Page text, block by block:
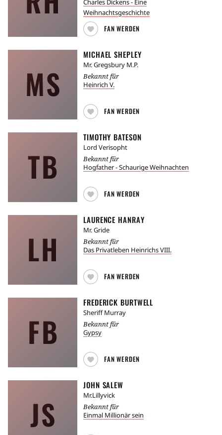
Weihnachtsgeschichte
FAN WERDEN
MS
MICHAEL SHEPLEY
Mr. Gregsbury M.P.
Bekannt für
Heinrich V.
FAN WERDEN
TB
TIMOTHY BATESON
Lord Verisopht
Bekannt für
Hogfather - Schaurige Weihnachten
FAN WERDEN
LH
LAURENCE HANRAY
Mr. Gride
Bekannt für
Das Privatleben Heinrichs VIII.
FAN WERDEN
FB
FREDERICK BURTWELL
Sheriff Murray
Bekannt für
Gypsy
FAN WERDEN
JS
JOHN SALEW
Mr.Lillyvick
Bekannt für
Einmal Millionär sein